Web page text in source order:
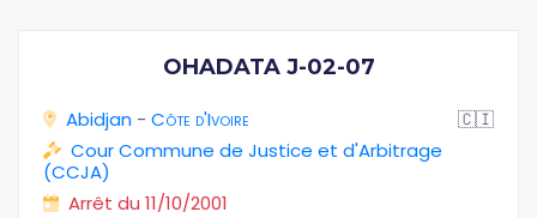
OHADATA J-02-07
Abidjan - Côte d'Ivoire
🇨🇮
Cour Commune de Justice et d'Arbitrage
(CCJA)
Arrêt du 11/10/2001